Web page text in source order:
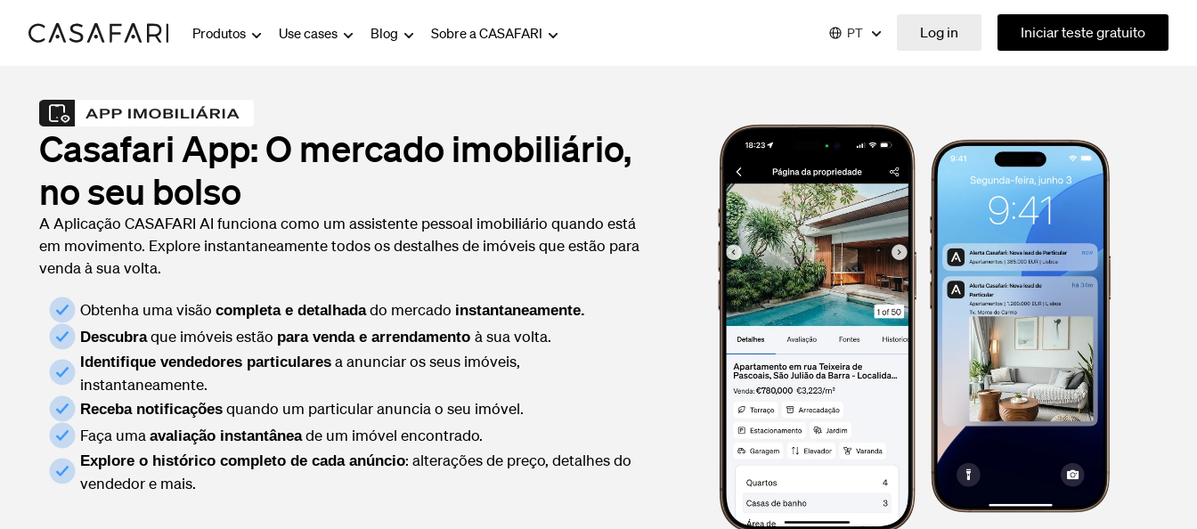
Produtos Use cases Blog Sobre a CASAFARI PT Log in Iniciar teste gratuito
Casafari App: O mercado imobiliário,
no seu bolso
A Aplicação CASAFARI AI funciona como um assistente pessoal imobiliário quando está
em movimento. Explore instantaneamente todos os destalhes de imóveis que estão para
venda à sua volta.
Obtenha uma visão completa e detalhadado mercado instantaneamente.
Descubraque imóveis estão para venda e arrendamento à sua volta.
Identifique vendedores particulares a anunciar os seus imóveis,
instantaneamente.
Receba notificações quando um particular anuncia o seu imóvel.
Faça uma avaliação instantâneade um imóvel encontrado.
Explore o histórico completo de cada anúncio: alterações de preço, detalhes do
vendedor e mais.